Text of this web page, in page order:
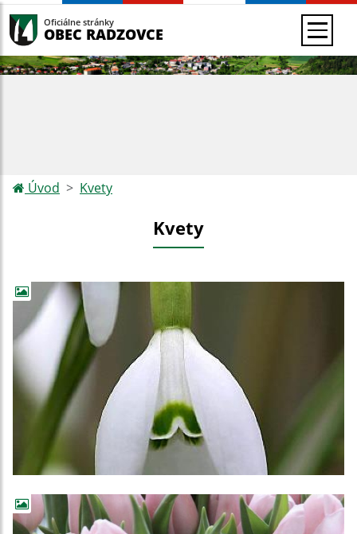
Oficiálne stránky
OBEC RADZOVCE
Úvod Kvety
Kvety